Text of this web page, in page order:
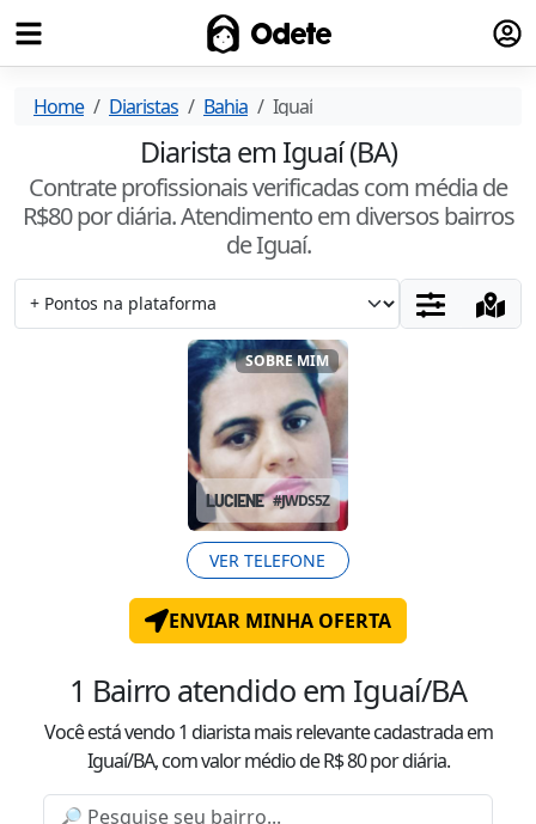
Odete
Home Diaristas Bahia Iguaí
Diarista em Iguaí (BA)
Contrate profissionais verificadas com média de
R$80por diária. Atendimentoem diversos bairros
de Iguaí.
SOBRE MIM
LUCIENE #JWDS5ZBA
VER TELEFONE
ENVIAR MINHA OFERTA
1 Bairro atendido em Iguaí/BA
Você está vendo1 diarista mais relevante cadastrada em
Iguaí/BA, com valormédiode R$80por diária.